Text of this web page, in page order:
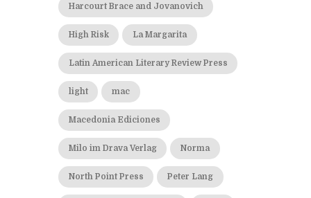
Harcourt Brace and Jovanovich
High Risk La Margarita
Latin American Literary Review Press
light mac
Macedonia Ediciones
Milo im Drava Verlag Norma
North Point Press Peter Lang